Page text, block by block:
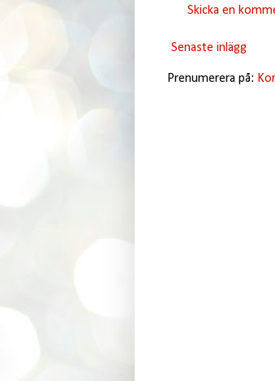
Skicka en
Senaste inlägg
Prenumerera på: